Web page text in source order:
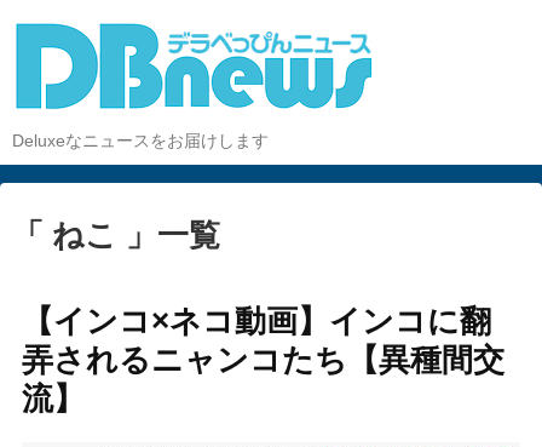
Deluxeなニュースをお届けします
「 ねこ 」一覧
【インコ×ネコ動画】インコに翻
弄されるニャンコたち【異種間交
流】